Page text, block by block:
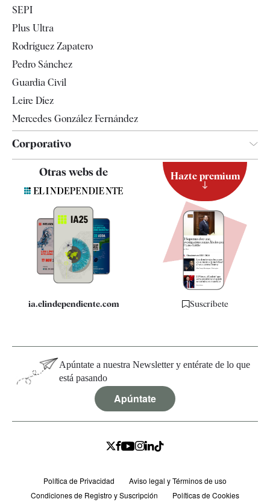
Televisión
SEPI
Plus Ultra
Rodríguez Zapatero
Pedro Sánchez
Guardia Civil
Leire Díez
Mercedes González Fernández
Corporativo
Contacto
Quiénes somos
Especificaciones
Otras webs de
ia.elindependiente.com
Hazte premium
Suscríbete
Apúntate a nuestra Newsletter y entérate de lo que
está pasando
Apúntate
Política de Privacidad
Aviso legal y Términos de uso
Condiciones de Registro y Suscripción
Políticas de Cookies